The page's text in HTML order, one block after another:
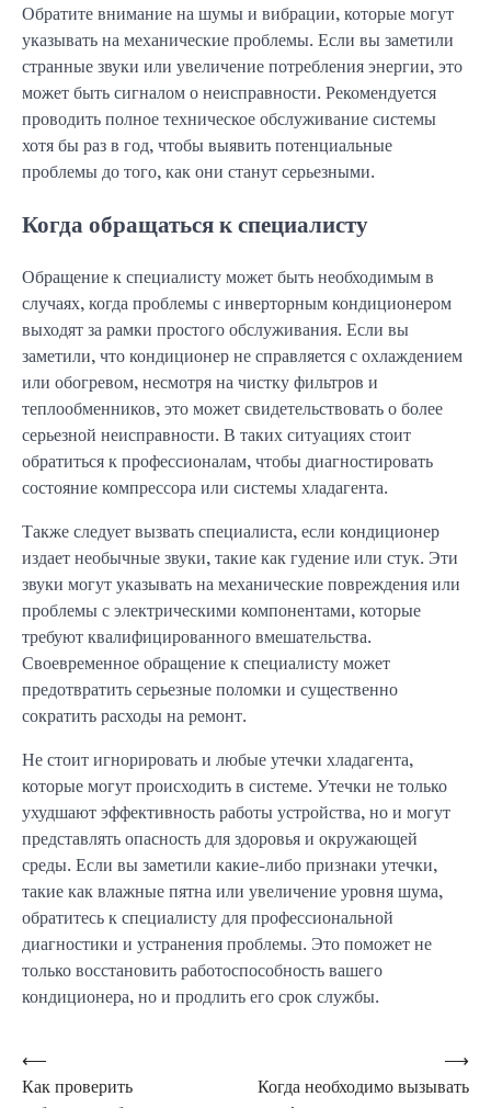
Обратите внимание на шумы и вибрации, которые могут
указывать на механические проблемы. Если вы заметили
странные звуки или увеличение потребления энергии, это
может быть сигналом о неисправности. Рекомендуется
проводить полное техническое обслуживание системы
хотя бы раз в год, чтобы выявить потенциальные
проблемы до того, как они станут серьезными.
Когда обращаться к специалисту
Обращение к специалисту может быть необходимым в
случаях, когда проблемы с инверторным кондиционером
выходят за рамки простого обслуживания. Если вы
заметили, что кондиционер не справляется с охлаждением
или обогревом, несмотря на чистку фильтров и
теплообменников, это может свидетельствовать о более
серьезной неисправности. В таких ситуациях стоит
обратиться к профессионалам, чтобы диагностировать
состояние компрессора или системы хладагента.
Также следует вызвать специалиста, если кондиционер
издает необычные звуки, такие как гудение или стук. Эти
звуки могут указывать на механические повреждения или
проблемы с электрическими компонентами, которые
требуют квалифицированного вмешательства.
Своевременное обращение к специалисту может
предотвратить серьезные поломки и существенно
сократить расходы на ремонт.
Не стоит игнорировать и любые утечки хладагента,
которые могут происходить в системе. Утечки не только
ухудшают эффективность работы устройства, но и могут
представлять опасность для здоровья и окружающей
среды. Если вы заметили какие-либо признаки утечки,
такие как влажные пятна или увеличение уровня шума,
обратитесь к специалисту для профессиональной
диагностики и устранения проблемы. Это поможет не
только восстановить работоспособность вашего
кондиционера, но и продлить его срок службы.
Навигация
по
⟵
Как проверить
Когда необходимо вызывать
⟶